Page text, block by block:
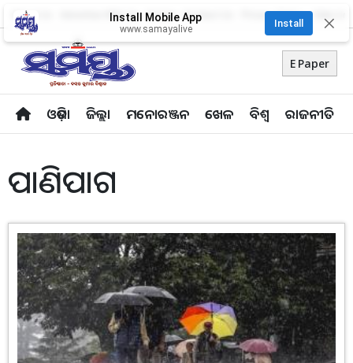
About Us Advertise With Us Career Contact Us Privacy Policy
E Paper
ଓଡ଼ିଶା ଜିଲ୍ଲା ମନୋରଞ୍ଜନ ଖେଳ ବିଶ୍ବ ରାଜନୀତି
Install Mobile App
www.samayalive
Install ✕
ପାଣିପାଗ